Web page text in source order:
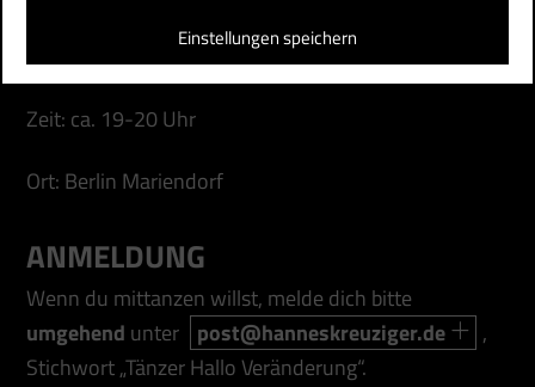
Einstellungen speichern
Probe-Termin: ein oder zwei Abende 5., 6. oder 8.9.
Zeit: ca. 19-20 Uhr
Ort: Berlin Mariendorf
ANMELDUNG
Wenn du mittanzen willst, melde dich bitte
umgehend unter post@hanneskreuziger.de
,
Stichwort „Tänzer Hallo Veränderung“.